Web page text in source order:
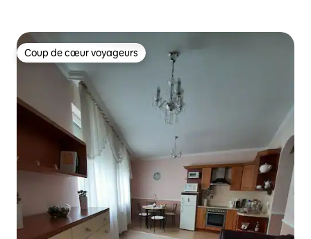
Coup de cœur voyageurs
Coup de cœur voyageurs